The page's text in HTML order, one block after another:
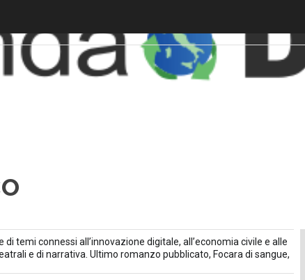
temi connessi all’innovazione digitale, all’economia civile e alle
e di narrativa. Ultimo romanzo pubblicato, Focara di sangue,